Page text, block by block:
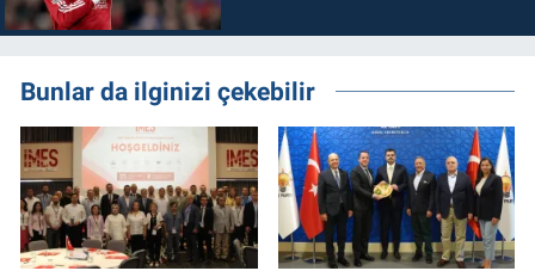
Bunlar da ilginizi çekebilir